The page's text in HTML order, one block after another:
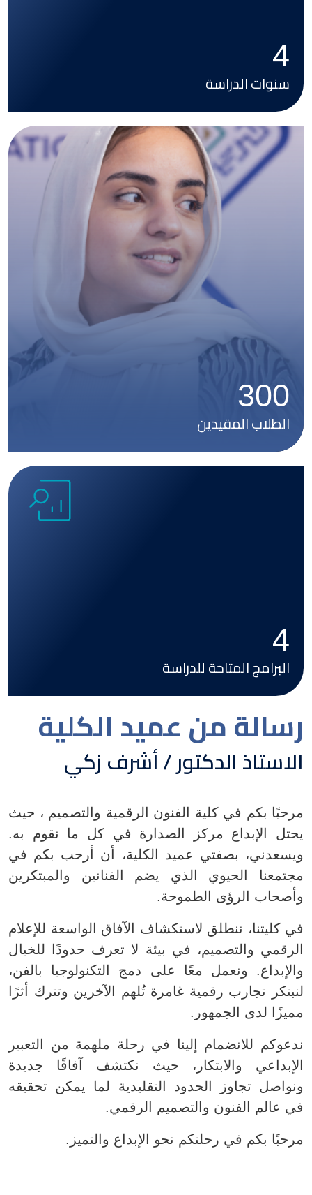
4
سنوات الدراسة
Image
4
البرامج المتاحة للدراسة
300
الطلاب المقيدين
رسالة من عميد الكلية
الاستاذ الدكتور / أشرف زكي
مرحبًا بكم في كلية الفنون الرقمية والتصميم ، حيث
يحتل الإبداع مركز الصدارة في كل ما نقوم به.
ويسعدني، بصفتي عميد الكلية، أن أرحب بكم في
مجتمعنا الحيوي الذي يضم الفنانين والمبتكرين
وأصحاب الرؤى الطموحة.
في كليتنا، ننطلق لاستكشاف الآفاق الواسعة للإعلام
الرقمي والتصميم، في بيئة لا تعرف حدودًا للخيال
والإبداع. ونعمل معًا على دمج التكنولوجيا بالفن،
لنبتكر تجارب رقمية غامرة تُلهم الآخرين وتترك أثرًا
مميزًا لدى الجمهور.
ندعوكم للانضمام إلينا في رحلة ملهمة من التعبير
الإبداعي والابتكار، حيث نكتشف آفاقًا جديدة
ونواصل تجاوز الحدود التقليدية لما يمكن تحقيقه
في عالم الفنون والتصميم الرقمي.
مرحبًا بكم في رحلتكم نحو الإبداع والتميز.